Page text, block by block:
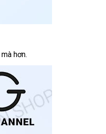
bỏ
mà hơnmới
.